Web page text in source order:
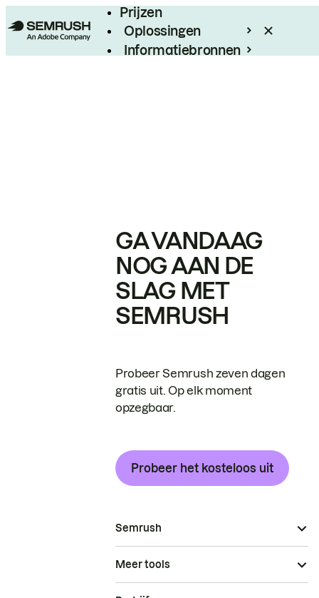
Prijzen
Oplossingen
Informatiebronnen
GA VANDAAG
NOG AAN DE
SLAG MET
SEMRUSH
Probeer Semrush zeven dagen
gratis uit. Op elk moment
opzegbaar.
Probeer het kosteloos uit
Semrush
Meer tools